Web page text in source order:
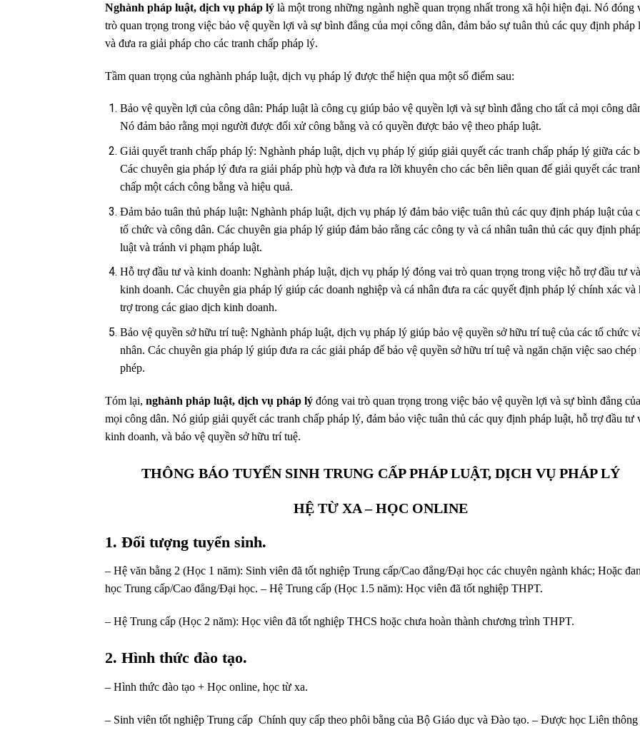
Nghành pháp luật, dịch vụ pháp lý là một trong những ngành nghề quan trọng nhất trong xã hội hiện đại. Nó đóng
trò quan trọng trong việc bảo vệ quyền lợi và sự bình đẳng của mọi công dân, đảm bảo sự tuân thủ các quy định pháp
và đưa ra giải pháp cho các tranh chấp pháp lý.
Tầm quan trọng của nghành pháp luật, dịch vụ pháp lý được thể hiện qua một số điểm sau:
Bảo vệ quyền lợi của công dân: Pháp luật là công cụ giúp bảo vệ quyền lợi và sự bình đẳng cho tất cả mọi công
Nó đảm bảo rằng mọi người được đối xử công bằng và có quyền được bảo vệ theo pháp luật.
Giải quyết tranh chấp pháp lý: Nghành pháp luật, dịch vụ pháp lý giúp giải quyết các tranh chấp pháp lý giữa các
Các chuyên gia pháp lý đưa ra giải pháp phù hợp và đưa ra lời khuyên cho các bên liên quan để giải quyết các
chấp một cách công bằng và hiệu quả.
Đảm bảo tuân thủ pháp luật: Nghành pháp luật, dịch vụ pháp lý đảm bảo việc tuân thủ các quy định pháp luật của
tổ chức và công dân. Các chuyên gia pháp lý giúp đảm bảo rằng các công ty và cá nhân tuân thủ các quy định
luật và tránh vi phạm pháp luật.
Hỗ trợ đầu tư và kinh doanh: Nghành pháp luật, dịch vụ pháp lý đóng vai trò quan trọng trong việc hỗ trợ đầu tư và
kinh doanh. Các chuyên gia pháp lý giúp các doanh nghiệp và cá nhân đưa ra các quyết định pháp lý chính xác và
trợ trong các giao dịch kinh doanh.
Bảo vệ quyền sở hữu trí tuệ: Nghành pháp luật, dịch vụ pháp lý giúp bảo vệ quyền sở hữu trí tuệ của các tổ chức
nhân. Các chuyên gia pháp lý giúp đưa ra các giải pháp để bảo vệ quyền sở hữu trí tuệ và ngăn chặn việc sao chép
phép.
Tóm lại, nghành pháp luật, dịch vụ pháp lý đóng vai trò quan trọng trong việc bảo vệ quyền lợi và sự bình đẳng của
mọi công dân. Nó giúp giải quyết các tranh chấp pháp lý, đảm bảo việc tuân thủ các quy định pháp luật, hỗ trợ đầu tư
kinh doanh, và bảo vệ quyền sở hữu trí tuệ.
THÔNG BÁO TUYỂN SINH TRUNG CẤP PHÁP LUẬT, DỊCH VỤ PHÁP LÝ
HỆ TỪ XA – HỌC ONLINE
1. Đối tượng tuyển sinh.
– Hệ văn bằng 2 (Học 1 năm): Sinh viên đã tốt nghiệp Trung cấp/Cao đẳng/Đại học các chuyên ngành khác; Hoặc
học Trung cấp/Cao đẳng/Đại học. – Hệ Trung cấp (Học 1.5 năm): Học viên đã tốt nghiệp THPT.
– Hệ Trung cấp (Học 2 năm): Học viên đã tốt nghiệp THCS hoặc chưa hoàn thành chương trình THPT.
2. Hình thức đào tạo.
– Hình thức đào tạo + Học online, học từ xa.
– Sinh viên tốt nghiệp Trung cấp Chính quy cấp theo phôi bằng của Bộ Giáo dục và Đào tạo. – Được học Liên thông